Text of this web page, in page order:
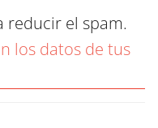
reducir el spam.
los datos de tus